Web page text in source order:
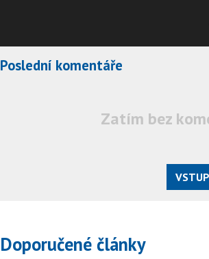
Poslední komentáře
Zatím bez
Doporučené články